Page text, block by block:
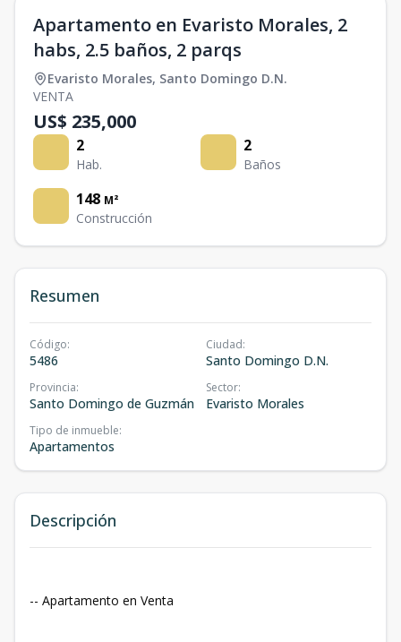
Apartamento en Evaristo Morales, 2
habs, 2.5 baños, 2 parqs
Evaristo Morales, Santo Domingo D.N.
VENTA
US$ 235,000
2
Hab.
2
Baños
148 M²
Construcción
Resumen
Código:
5486
Ciudad:
Santo Domingo D.N.
Provincia:
Santo Domingo de Guzmán
Sector:
Evaristo Morales
Tipo de inmueble:
Apartamentos
Descripción
-- Apartamento en Venta